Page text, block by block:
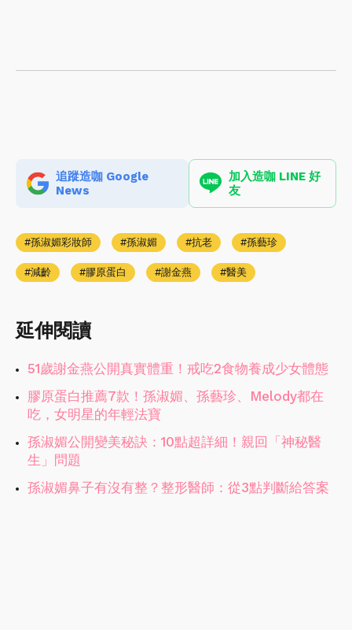
追蹤造咖 Google
News
加入造咖 LINE 好
友
孫淑媚彩妝師 孫淑媚 抗老 孫藝珍
減齡 膠原蛋白 謝金燕 醫美
延伸閱讀
51歲謝金燕公開真實體重！戒吃2食物養成少女體態
膠原蛋白推薦7款！孫淑媚、孫藝珍、Melody都在
吃，女明星的年輕法寶
孫淑媚公開變美秘訣：10點超詳細！親回「神秘醫
生」問題
孫淑媚鼻子有沒有整？整形醫師：從3點判斷給答案